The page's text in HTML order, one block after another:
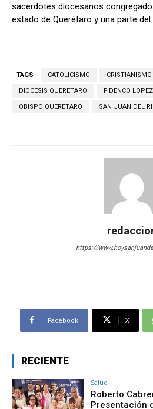
sacerdotes diocesanos
estado de Querétaro y una parte
TAGS CATOLICISMO CRISTIANISMO
DIOCESIS QUERETARO FIDENCO
OBISPO QUERETARO SAN JUAN DEL
https://
Facebook X
RECIENTE
Salud
Roberto
Presentación